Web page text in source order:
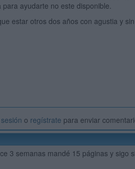
ayudarte no este disponible.
estar otros dos años con agustia y sin
o regístrate para enviar
3 semanas mandé 15 páginas y sigo